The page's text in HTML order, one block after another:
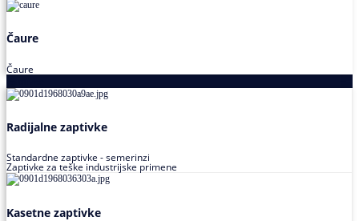
Čaure
Čaure
Radijalne zaptivke
Standardne zaptivke - semerinzi
Zaptivke za teške industrijske primene
Kasetne zaptivke